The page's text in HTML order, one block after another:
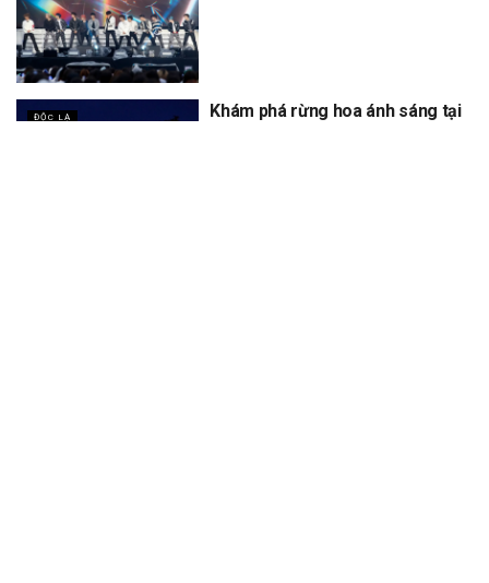
ĐỘC LẠ
Khám phá rừng hoa ánh sáng tại